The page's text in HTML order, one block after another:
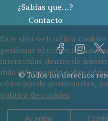
© Todos los derechos
¿Sabías que…?
Contacto